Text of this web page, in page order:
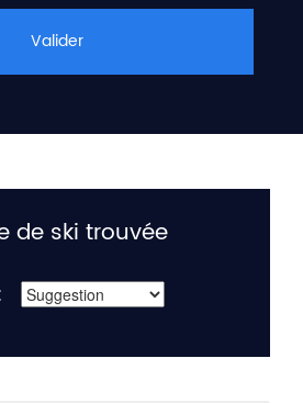
Valider
de ski trouvée